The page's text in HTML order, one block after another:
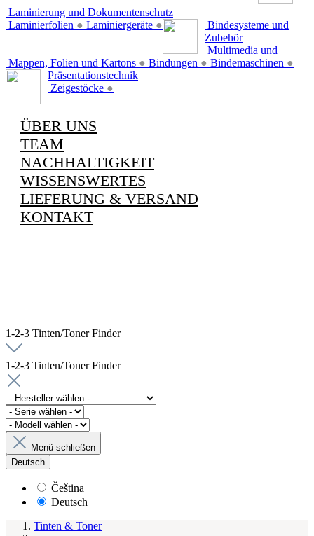
Laminierung und Dokumentenschutz
Laminierfolien ● Laminiergeräte ●
Bindesysteme und
Zubehör
Mappen, Folien und Kartons ● Bindungen ● Bindemaschinen ●
Multimedia und
Präsentationstechnik
Zeigestöcke ●
ÜBER UNS
TEAM
NACHHALTIGKEIT
WISSENSWERTES
LIEFERUNG & VERSAND
KONTAKT
1-2-3 Tinten/Toner Finder
1-2-3 Tinten/Toner Finder
Menü schließen
Deutsch
Čeština
Deutsch
Tinten & Toner